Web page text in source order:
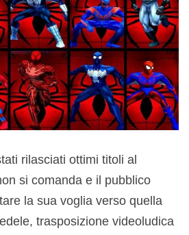
rilasciati ottimi titoli al
si comanda e il pubblico
la sua voglia verso quella
trasposizione videoludica